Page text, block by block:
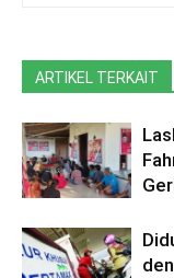
ARTIKEL TERKAIT